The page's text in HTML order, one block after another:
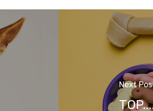
Next